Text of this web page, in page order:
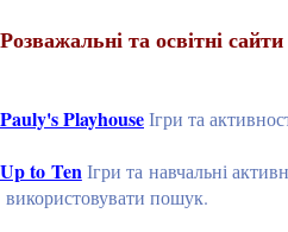
Розважальні та освітні
Pauly's PlayhouseІгри та
Up to Ten Ігри та навчальні
використовувати пошук.